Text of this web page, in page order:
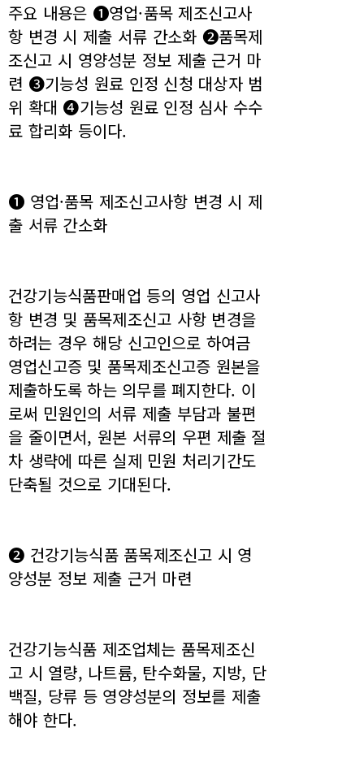
주요 내용은 ❶영업·품목 제조신고사
항 변경 시 제출 서류 간소화 ❷품목제
조신고 시 영양성분 정보 제출 근거 마
련 ❸기능성 원료 인정 신청 대상자 범
위 확대 ❹기능성 원료 인정 심사 수수
료 합리화 등이다.
❶ 영업·품목 제조신고사항 변경 시 제
출 서류 간소화
건강기능식품판매업 등의 영업 신고사
항 변경 및 품목제조신고 사항 변경을
하려는 경우 해당 신고인으로 하여금
영업신고증 및 품목제조신고증 원본을
제출하도록 하는 의무를 폐지한다. 이
로써 민원인의 서류 제출 부담과 불편
을 줄이면서, 원본 서류의 우편 제출 절
차 생략에 따른 실제 민원 처리기간도
단축될 것으로 기대된다.
❷ 건강기능식품 품목제조신고 시 영
양성분 정보 제출 근거 마련
건강기능식품 제조업체는 품목제조신
고 시 열량, 나트륨, 탄수화물, 지방, 단
백질, 당류 등 영양성분의 정보를 제출
해야 한다.